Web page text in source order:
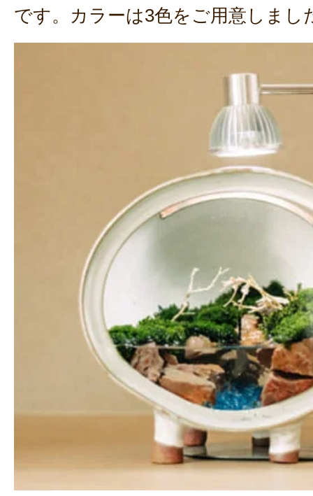
です。カラーは3色をご用意しまし